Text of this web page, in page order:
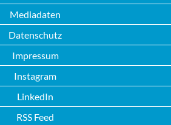
Mediadaten
Datenschutz
Impressum
Instagram
LinkedIn
RSS Feed